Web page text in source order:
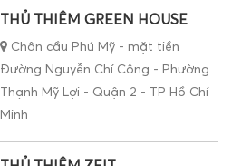
THỦ THIÊM GREEN HOUSE
Chân cầu Phú Mỹ - mặt tiền
Đường Nguyễn Chí Công - Phường
Thạnh Mỹ Lợi - Quận 2 - TP Hồ Chí
Minh